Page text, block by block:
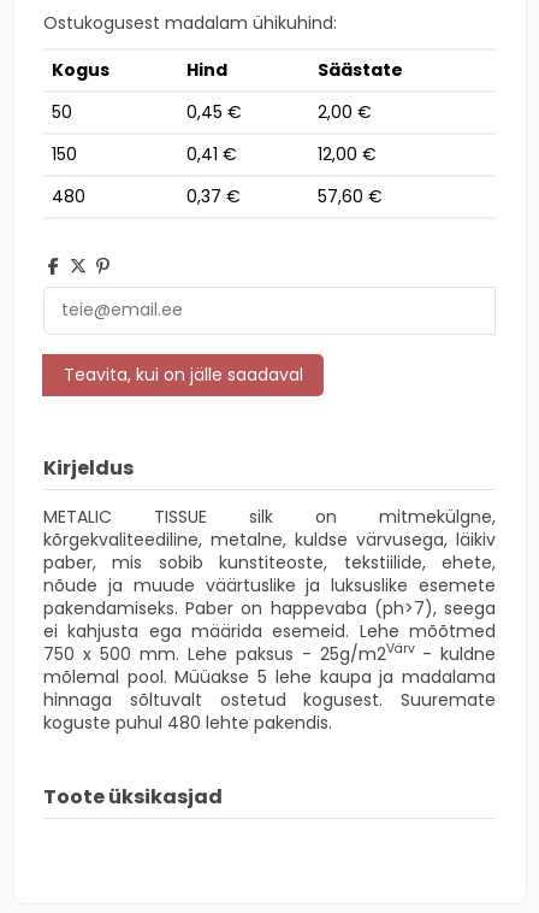
Ostukogusest madalam ühikuhind:
Kogus
Hind
Säästate
50
0,45 €
2,00 €
150
0,41 €
12,00 €
480
0,37 € 57,60 €
Kirjeldus
METALIC TISSUE silk on mitmekülgne,
kõrgekvaliteediline, metalne, kuldse värvusega, läikiv
paber, mis sobib kunstiteoste, tekstiilide, ehete,
nõude ja muude väärtuslike ja luksuslike esemete
pakendamiseks. Paber on happevaba (ph>7), seega
ei kahjusta ega määrida esemeid. Lehe mõõtmed
750 x 500 mm. Lehe paksus - 25g/m2Värv - kuldne
mõlemal pool. Müüakse 5 lehe kaupa ja madalama
hinnaga sõltuvalt ostetud kogusest. Suuremate
koguste puhul 480 lehte pakendis.
Toote üksikasjad